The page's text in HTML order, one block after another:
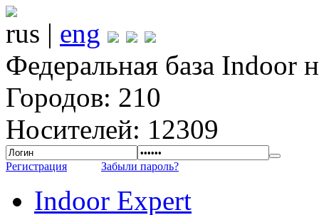
rus | eng
Федеральная база Indoor
Городов: 210
Носителей: 12309
Регистрация Забыли пароль?
Indoor Expert